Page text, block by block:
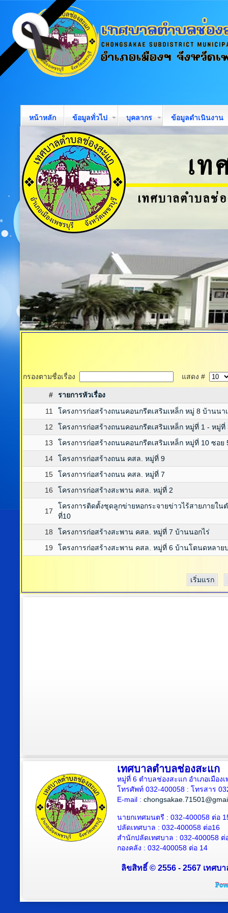
หน้าหลัก ข้อมูลทั่วไป บุคลากร ข้อมูลดำเนินงาน
กรองตามชื่อเรื่อง แสดง #
#
รายการหัวเรื่อง
11
โครงการก่อสร้างถนนคอนกรีตเสริมเหล็ก หมู่ 8 บ้านนา
12
โครงการก่อสร้างถนนคอนกรีตเสริมเหล็ก หมู่ที่ 1 - หมู่ที่
13
โครงการก่อสร้างถนนคอนกรีตเสริมเหล็ก หมู่ที่ 10 ซอย
14
โครงการก่อสร้างถนน คสล. หมู่ที่ 9
15
โครงการก่อสร้างถนน คสล. หมู่ที่ 7
16
โครงการก่อสร้างสะพาน คสล. หมู่ที่ 2
17
โครงการติดตั้งชุดลูกข่ายหอกระจายข่าวไร้สายภายใ
ที่10
18
โครงการก่อสร้างสะพาน คสล. หมู่ที่ 7 บ้านนอกไร่
19
โครงการก่อสร้างสะพาน คสล. หมู่ที่ 6 บ้านโตนดหลาย
เริ่มแรก
เทศบาลตำบลช่องสะแก
หมู่ที่ 6 ตำบลช่องสะแก อำเภอเมือง
โทรศัพท์ 032-400058 : โทรสาร
E-mail :
นายกเทศมนตรี : 032-400058 ต่อ
ปลัดเทศบาล : 032-400058 ต่อ16
สำนักปลัดเทศบาล : 032-400058 ต่
กองคลัง : 032-400058 ต่อ 14
ลิขสิทธิ์ © 2556 - 2567 เทศบ